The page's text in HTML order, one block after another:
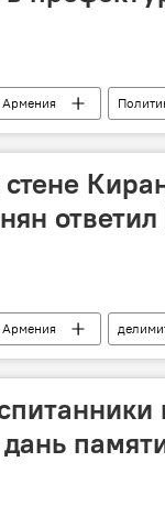
Армения
ответил
Армения